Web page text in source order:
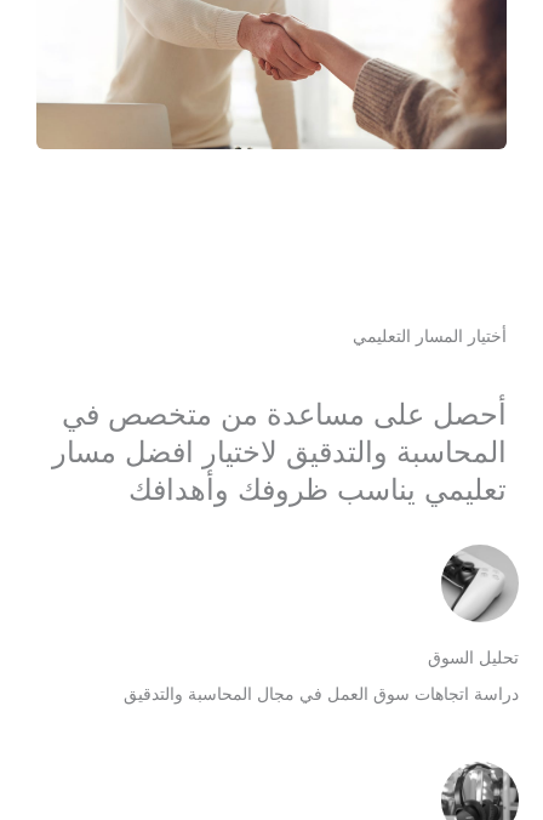
أختيار المسار التعليمي
أحصل على مساعدة من متخصص في
المحاسبة والتدقيق لاختيار افضل مسار
تعليمي يناسب ظروفك وأهدافك
السوق
اتجاهات سوق العمل في مجال المحاسبة والتدقيق